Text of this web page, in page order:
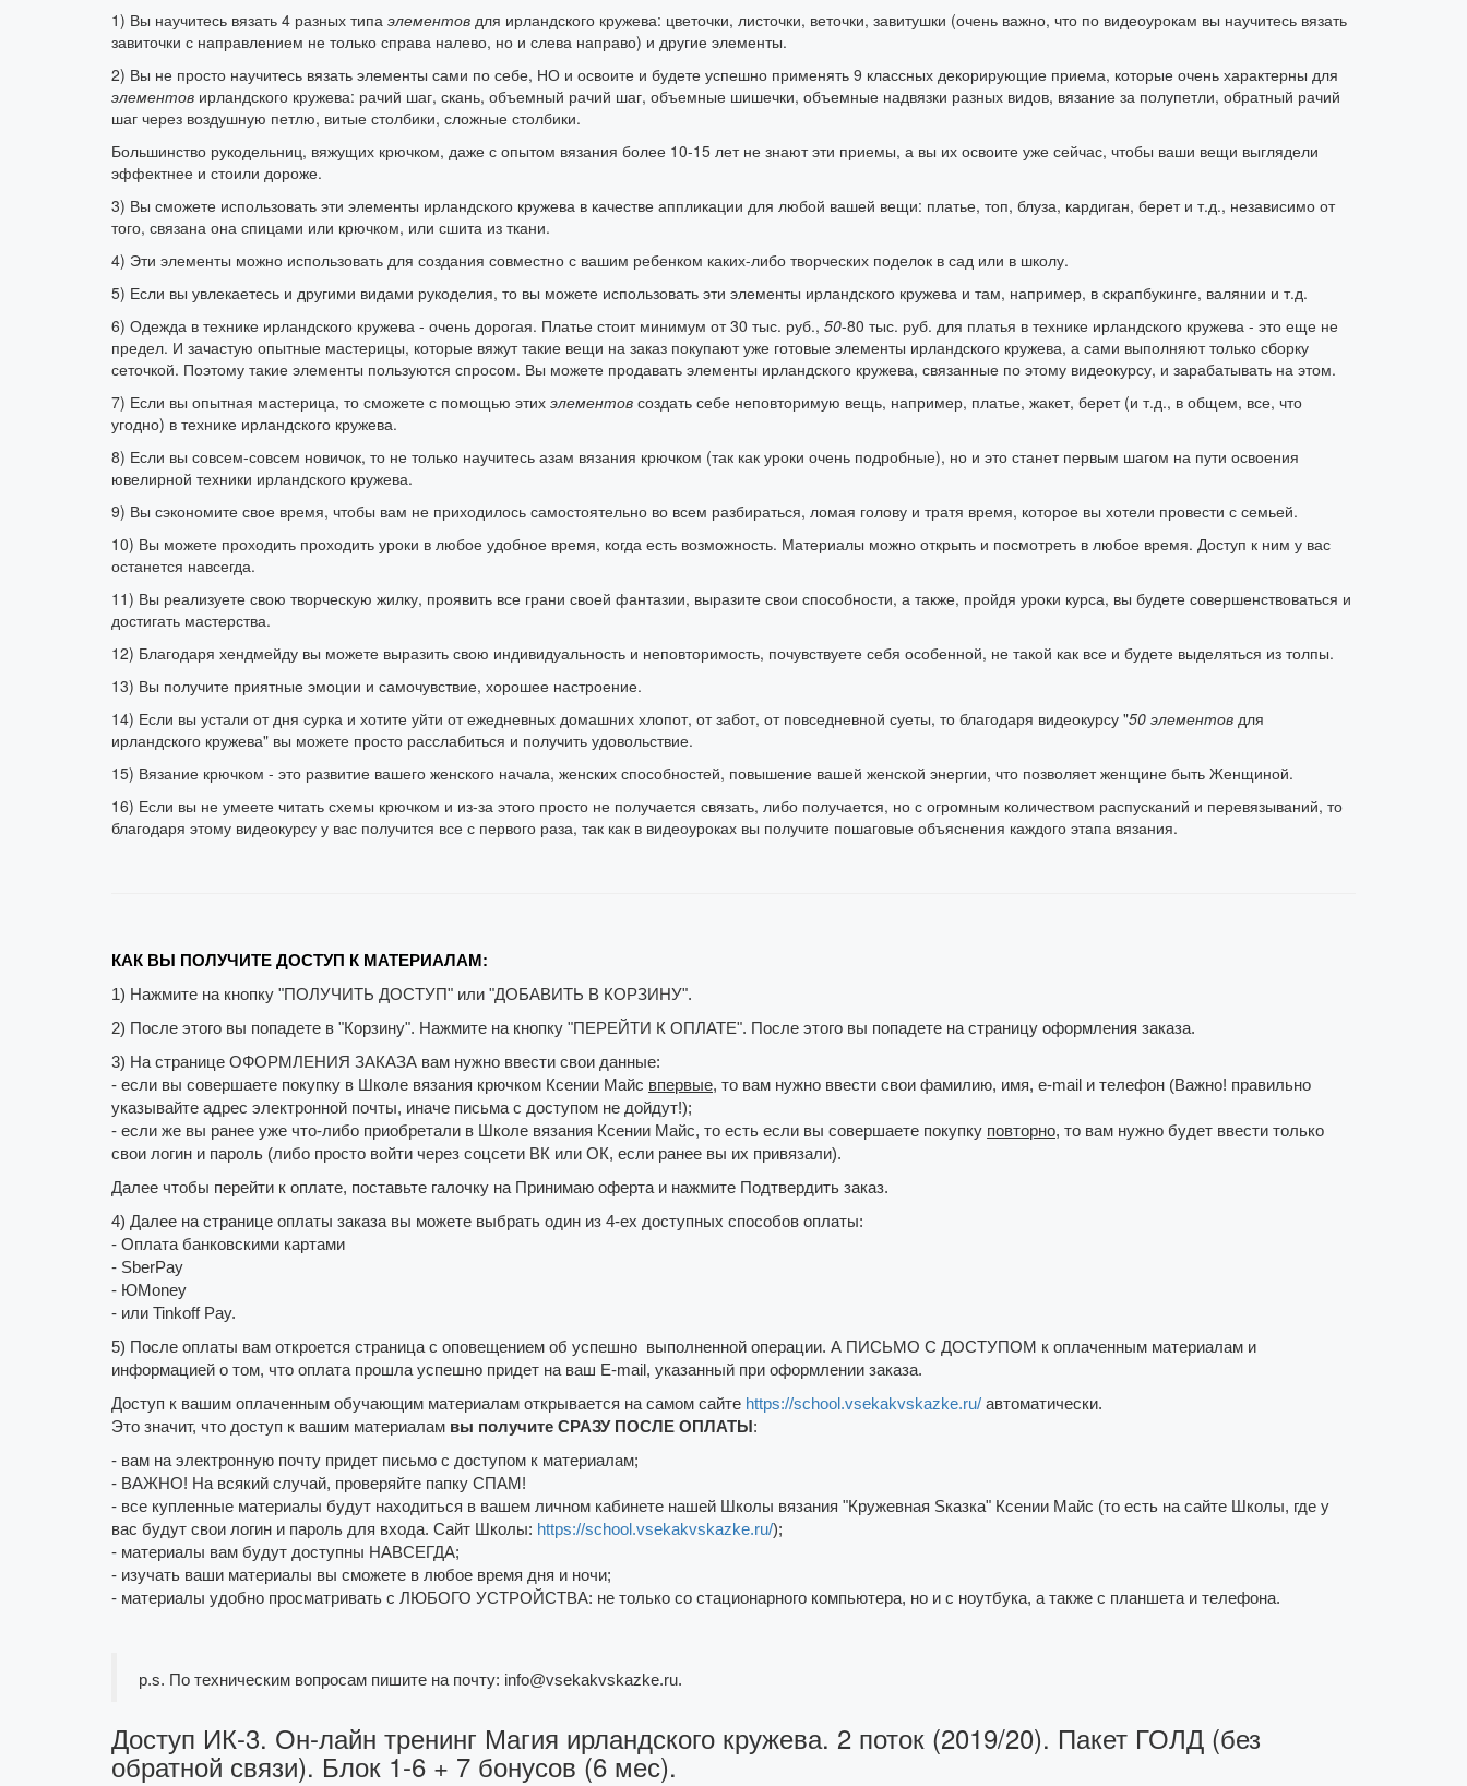
1) Вы научитесь вязать 4 разных типа элементов для ирландского кружева: цветочки, листочки, веточки, завитушки (очень важно, что по видеоурокам вы научитесь вязать
завиточки с направлением не только справа налево, но и слева направо) и другие элементы.
2) Вы не просто научитесь вязать элементы сами по себе, НО и освоите и будете успешно применять 9 классных декорирующие приема, которые очень характерны для
элементов ирландского кружева: рачий шаг, скань, объемный рачий шаг, объемные шишечки, объемные надвязки разных видов, вязание за полупетли, обратный рачий
шаг через воздушную петлю, витые столбики, сложные столбики.
Большинство рукодельниц, вяжущих крючком, даже с опытом вязания более 10-15 лет не знают эти приемы, а вы их освоите уже сейчас, чтобы ваши вещи выглядели
эффектнее и стоили дороже.
3) Вы сможете использовать эти элементы ирландского кружева в качестве аппликации для любой вашей вещи: платье, топ, блуза, кардиган, берет и т.д., независимо от
того, связана она спицами или крючком, или сшита из ткани.
4) Эти элементы можно использовать для создания совместно с вашим ребенком каких-либо творческих поделок в сад или в школу.
5) Если вы увлекаетесь и другими видами рукоделия, то вы можете использовать эти элементы ирландского кружева и там, например, в скрапбукинге, валянии и т.д.
6) Одежда в технике ирландского кружева - очень дорогая. Платье стоит минимум от 30 тыс. руб., 50-80 тыс. руб. для платья в технике ирландского кружева - это еще не
предел. И зачастую опытные мастерицы, которые вяжут такие вещи на заказ покупают уже готовые элементы ирландского кружева, а сами выполняют только сборку
сеточкой. Поэтому такие элементы пользуются спросом. Вы можете продавать элементы ирландского кружева, связанные по этому видеокурсу, и зарабатывать на этом.
7) Если вы опытная мастерица, то сможете с помощью этих элементов создать себе неповторимую вещь, например, платье, жакет, берет (и т.д., в общем, все, что
угодно) в технике ирландского кружева.
8) Если вы совсем-совсем новичок, то не только научитесь азам вязания крючком (так как уроки очень подробные), но и это станет первым шагом на пути освоения
ювелирной техники ирландского кружева.
9) Вы сэкономите свое время, чтобы вам не приходилось самостоятельно во всем разбираться, ломая голову и тратя время, которое вы хотели провести с семьей.
10) Вы можете проходить проходить уроки в любое удобное время, когда есть возможность. Материалы можно открыть и посмотреть в любое время. Доступ к ним у вас
останется навсегда.
11) Вы реализуете свою творческую жилку, проявить все грани своей фантазии, выразите свои способности, а также, пройдя уроки курса, вы будете совершенствоваться и
достигать мастерства.
12) Благодаря хендмейду вы можете выразить свою индивидуальность и неповторимость, почувствуете себя особенной, не такой как все и будете выделяться из толпы.
13) Вы получите приятные эмоции и самочувствие, хорошее настроение.
14) Если вы устали от дня сурка и хотите уйти от ежедневных домашних хлопот, от забот, от повседневной суеты, то благодаря видеокурсу "50 элементов для
ирландского кружева" вы можете просто расслабиться и получить удовольствие.
15) Вязание крючком - это развитие вашего женского начала, женских способностей, повышение вашей женской энергии, что позволяет женщине быть Женщиной.
16) Если вы не умеете читать схемы крючком и из-за этого просто не получается связать, либо получается, но с огромным количеством распусканий и перевязываний, то
благодаря этому видеокурсу у вас получится все с первого раза, так как в видеоуроках вы получите пошаговые объяснения каждого этапа вязания.
КАК ВЫ ПОЛУЧИТЕ ДОСТУП К МАТЕРИАЛАМ:
1) Нажмите на кнопку "ПОЛУЧИТЬ ДОСТУП" или "ДОБАВИТЬ В КОРЗИНУ".
2) После этого вы попадете в "Корзину". Нажмите на кнопку "ПЕРЕЙТИ К ОПЛАТЕ". После этого вы попадете на страницу оформления заказа.
3) На странице ОФОРМЛЕНИЯ ЗАКАЗА вам нужно ввести свои данные:
- если вы совершаете покупку в Школе вязания крючком Ксении Майс впервые, то вам нужно ввести свои фамилию, имя, e-mail и телефон (Важно! правильно
указывайте адрес электронной почты, иначе письма с доступом не дойдут!);
- если же вы ранее уже что-либо приобретали в Школе вязания Ксении Майс, то есть если вы совершаете покупку повторно, то вам нужно будет ввести только
свои логин и пароль (либо просто войти через соцсети ВК или ОК, если ранее вы их привязали).
Далее чтобы перейти к оплате, поставьте галочку на Принимаю оферта и нажмите Подтвердить заказ.
4) Далее на странице оплаты заказа вы можете выбрать один из 4-ех доступных способов оплаты:
- Оплата банковскими картами
- SberPay
- ЮMoney
- или Tinkoff Pay.
5) После оплаты вам откроется страница с оповещением об успешно выполненной операции. А ПИСЬМО С ДОСТУПОМ к оплаченным материалам и
информацией о том, что оплата прошла успешно придет на ваш E-mail, указанный при оформлении заказа.
Доступ к вашим оплаченным обучающим материалам открывается на самом сайте https://school.vsekakvskazke.ru/ автоматически.
Это значит, что доступ к вашим материалам вы получите СРАЗУ ПОСЛЕ ОПЛАТЫ :
- вам на электронную почту придет письмо с доступом к материалам;
- ВАЖНО! На всякий случай, проверяйте папку СПАМ!
- все купленные материалы будут находиться в вашем личном кабинете нашей Школы вязания "Кружевная Sказка" Ксении Майс (то есть на сайте Школы, где у
вас будут свои логин и пароль для входа. Сайт Школы: https://school.vsekakvskazke.ru/);
- материалы вам будут доступны НАВСЕГДА;
- изучать ваши материалы вы сможете в любое время дня и ночи;
- материалы удобно просматривать с ЛЮБОГО УСТРОЙСТВА: не только со стационарного компьютера, но и с ноутбука, а также с планшета и телефона.
p.s. По техническим вопросам пишите на почту: info@vsekakvskazke.ru.
Доступ ИК-3. Он-лайн тренинг Магия ирландского кружева. 2 поток (2019/20). Пакет ГОЛД (без
обратной связи). Блок 1-6 + 7 бонусов (6 мес).